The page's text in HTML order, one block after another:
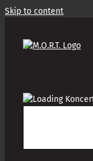
Skip to content